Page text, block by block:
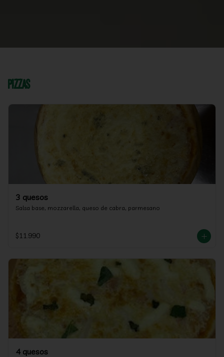
Pizzas
3 quesos
Salsa base, mozzarella, queso de cabra, parmesano
$11.990
4 quesos